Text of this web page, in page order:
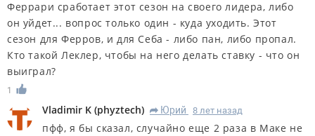
Феррари сработает этот сезон на своего лидера, либо
он уйдет... вопрос только один - куда уходить. Этот
сезон для Ферров, и для Себа - либо пан, либо пропал.
Кто такой Леклер, чтобы на него делать ставку - что он
выиграл?
1
Vladimir K (phyztech) R Юрий 8 лет назад
пфф, я бы сказал, случайно еще 2 раза в Маке не